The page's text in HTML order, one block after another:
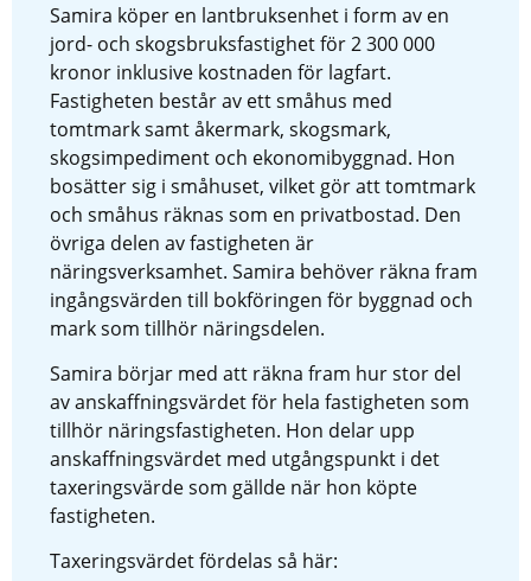
Samira köper en lantbruksenhet i form av en
jord- och skogsbruksfastighet för 2 300 000
kronor inklusive kostnaden för lagfart.
Fastigheten består av ett småhus med
tomtmark samt åkermark, skogsmark,
skogsimpediment och ekonomibyggnad. Hon
bosätter sig i småhuset, vilket gör att tomtmark
och småhus räknas som en privatbostad. Den
övriga delen av fastigheten är
näringsverksamhet. Samira behöver räkna fram
ingångsvärden till bokföringen för byggnad och
mark som tillhör näringsdelen.
Samira börjar med att räkna fram hur stor del
av anskaffningsvärdet för hela fastigheten som
tillhör näringsfastigheten. Hon delar upp
anskaffningsvärdet med utgångspunkt i det
taxeringsvärde som gällde när hon köpte
fastigheten.
Taxeringsvärdet fördelas så här: